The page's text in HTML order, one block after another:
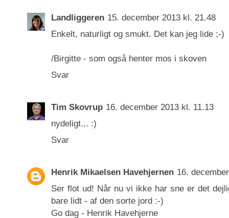
Landliggeren 15. december 2013 kl. 21.48
Enkelt, naturligt og smukt. Det kan jeg lide ;-)
/Birgitte - som også henter mos i skoven
Svar
Tim Skovrup 16. december 2013 kl. 11.13
nydeligt... :)
Svar
Henrik Mikaelsen Havehjernen 16.
Ser flot ud! Når nu vi ikke har sne er det
bare lidt - af den sorte jord :-)
Go dag - Henrik Havehjerne